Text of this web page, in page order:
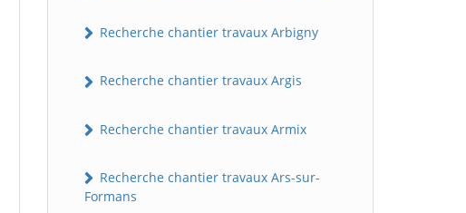
Recherche chantier travaux Arbigny
Recherche chantier travaux Argis
Recherche chantier travaux Armix
Recherche chantier travaux Ars-sur-
Formans